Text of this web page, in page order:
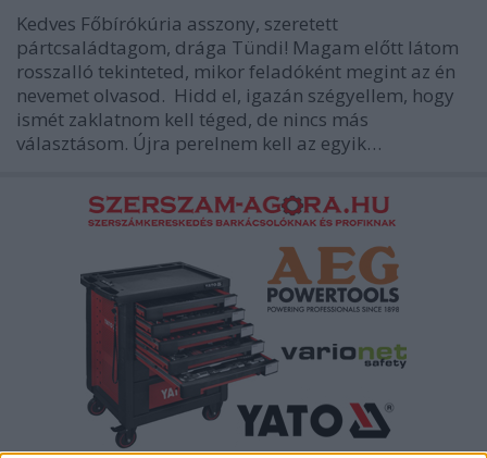
Kedves Főbírókúria asszony, szeretett
pártcsaládtagom, drága Tündi! Magam előtt látom
rosszalló tekinteted, mikor feladóként megint az én
nevemet olvasod. Hidd el, igazán szégyellem, hogy
ismét zaklatnom kell téged, de nincs más
választásom. Újra perelnem kell az egyik…